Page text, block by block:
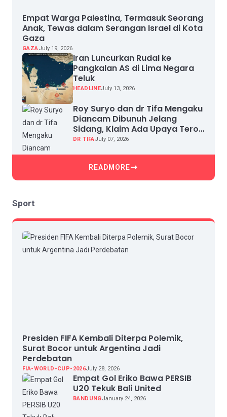
Empat Warga Palestina, Termasuk Seorang
Anak, Tewas dalam Serangan Israel di Kota
Gaza
GAZAJuly 19, 2026
Iran Luncurkan Rudal ke
Pangkalan AS di Lima Negara
Teluk
HEADLINEJuly 13, 2026
Roy Suryo dan dr Tifa Mengaku
Diancam Dibunuh Jelang
Sidang, Klaim Ada Upaya Teror
dan Intimidasi
DR TIFAJuly 07, 2026
READMORE
Sport
Presiden FIFA Kembali Diterpa Polemik,
Surat Bocor untuk Argentina Jadi
Perdebatan
FIA-WORLD-CUP-2026July 28, 2026
Empat Gol Eriko Bawa PERSIB
U20 Tekuk Bali United
BANDUNGJanuary 24, 2026